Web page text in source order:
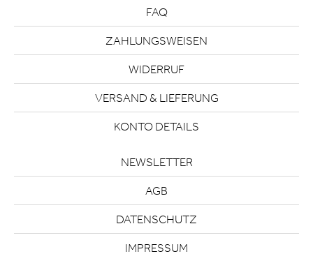
FAQ
ZAHLUNGSWEISEN
WIDERRUF
VERSAND & LIEFERUNG
KONTO DETAILS
NEWSLETTER
AGB
DATENSCHUTZ
IMPRESSUM